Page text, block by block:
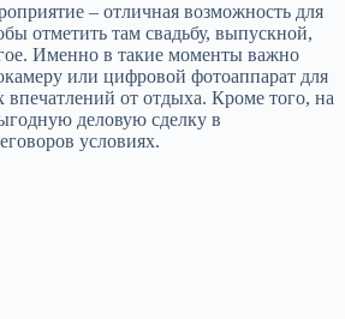
– отличная возможность для
отметить там свадьбу, выпускной,
Именно в такие моменты важно
или цифровой фотоаппарат для
впечатлений от отдыха. Кроме того, на
деловую сделку в
условиях.